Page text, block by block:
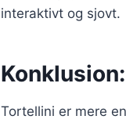
interaktivt og sjovt.
Tortellini er mere